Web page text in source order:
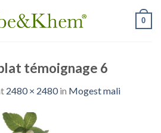
0
témoignage 6
2480 × 2480in Mogest mali